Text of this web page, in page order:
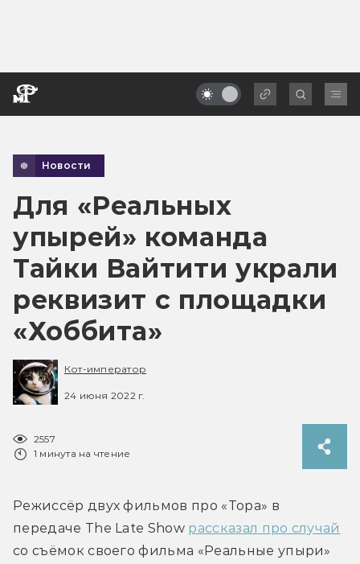
Новости
Для «Реальных
упырей» команда
Тайки Вайтити украли
реквизит с площадки
«Хоббита»
Кот-император
24 июня 2022 г.
2557
1 минута на чтение
Режиссёр двух фильмов про «Тора» в
передаче The Late Show рассказал про случай
со съёмок своего фильма «Реальные упыри»